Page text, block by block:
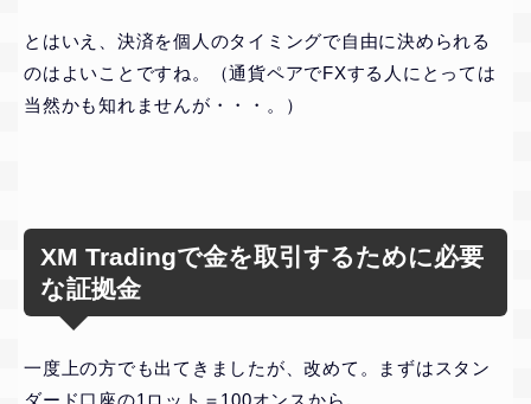
とはいえ、決済を個人のタイミングで自由に決められる
のはよいことですね。（通貨ペアでFXする人にとっては
当然かも知れませんが・・・。）
XM Tradingで金を取引するために必要
な証拠金
一度上の方でも出てきましたが、改めて。まずはスタン
ダード口座の1ロット＝100オンスから。